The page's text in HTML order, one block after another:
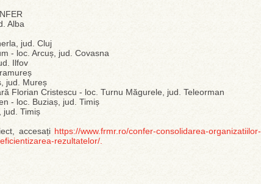
Alba
jud. Cluj
- loc. Arcuș, jud. Covasna
Ilfov
jud. Mureș
Florian Cristescu - loc. Turnu Măgurele, jud. Teleorman
- loc. Buziaș, jud. Timiș
jud. Timiș
accesați https://www.frmr.ro/confer-consolidarea-organizatiilor-
rezultatelor/.